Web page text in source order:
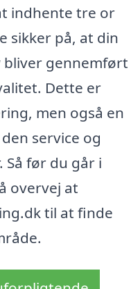
indhente tre or
sikker på, at din
bliver gennemført
Dette er
men også en
service og
før du går i
overvej at
til at finde